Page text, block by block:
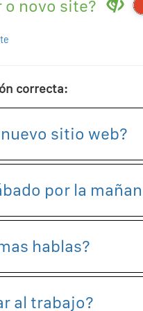
o novo site?
correcta:
sitio web?
por la
hablas?
al trabajo?